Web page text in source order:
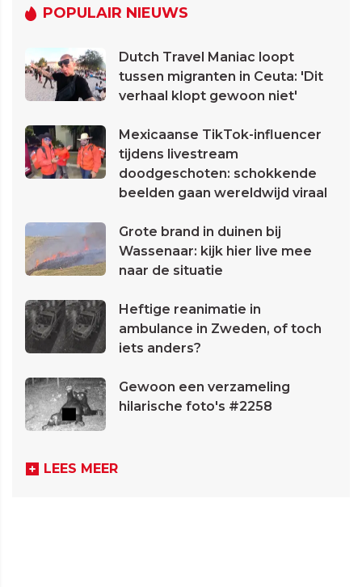
POPULAIR NIEUWS
Dutch Travel Maniac loopt
tussen migranten in Ceuta: 'Dit
verhaal klopt gewoon niet'
Mexicaanse TikTok-influencer
tijdens livestream
doodgeschoten: schokkende
beelden gaan wereldwijd viraal
Grote brand in duinen bij
Wassenaar: kijk hier live mee
naar de situatie
Heftige reanimatie in
ambulance in Zweden, of toch
iets anders?
Gewoon een verzameling
hilarische foto's #2258
LEES MEER